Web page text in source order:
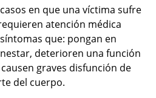
en que una víctima sufre
atención médica
que: pongan en
deterioren una función
graves disfunción de
del cuerpo.